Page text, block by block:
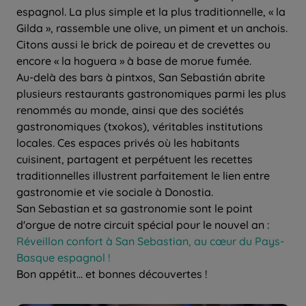
espagnol. La plus simple et la plus traditionnelle, « la
Gilda », rassemble une olive, un piment et un anchois.
Citons aussi le brick de poireau et de crevettes ou
encore « la hoguera » à base de morue fumée.
Au-delà des bars à pintxos, San Sebastián abrite
plusieurs restaurants gastronomiques parmi les plus
renommés au monde, ainsi que des sociétés
gastronomiques (txokos), véritables institutions
locales. Ces espaces privés où les habitants
cuisinent, partagent et perpétuent les recettes
traditionnelles illustrent parfaitement le lien entre
gastronomie et vie sociale à Donostia.
San Sebastian et sa gastronomie sont le point
d'orgue de notre circuit spécial pour le nouvel an :
Réveillon confort à San Sebastian, au cœur du Pays-
Basque espagnol !
Bon appétit… et bonnes découvertes !